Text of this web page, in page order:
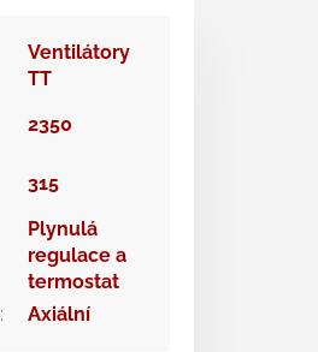
Ventilátory
TT
2350
315
Plynulá
regulace a
termostat
: Axiální